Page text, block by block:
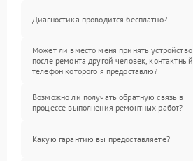
Диагностика проводится бесплатно?
Может ли вместо меня принять устройство
после ремонта другой человек, контактный
телефон которого я предоставлю?
Возможно ли получать обратную связь в
процессе выполнения ремонтных работ?
Какую гарантию вы предоставляете?